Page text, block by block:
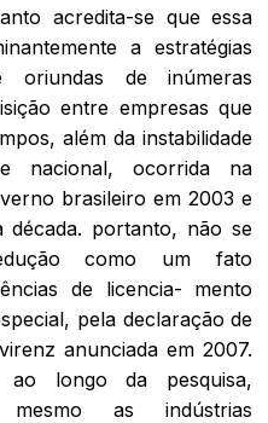
acredita-se que essa
a estratégias
oriundas de inúmeras
entre empresas que
além da instabilidade
nacional, ocorrida na
brasileiro em 2003 e
década. portanto, não se
como um fato
de licencia- mento
pela declaração de
anunciada em 2007.
ao longo da pesquisa,
as indústrias